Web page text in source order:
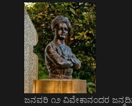
ಜನವರಿ ೧೨ ವಿವೇಕಾನಂದರ